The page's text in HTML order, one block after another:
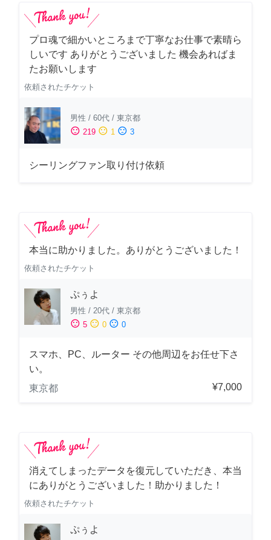
プロ魂で細かいところまで丁寧なお仕事で素晴ら
しいです ありがとうございました 機会あればま
たお願いします
依頼されたチケット
男性 / 60代 / 東京都
sentiment_satisfied 219 sentiment_neutral 1 sentiment_dissatisfied 3
シーリングファン取り付け依頼
本当に助かりました。ありがとうございました！
依頼されたチケット
ぷぅよ
男性 / 20代 / 東京都
sentiment_satisfied 5 sentiment_neutral 0 sentiment_dissatisfied 0
スマホ、PC、ルーター その他周辺をお任せ下さ
い。
東京都
¥7,000
消えてしまったデータを復元していただき、本当
にありがとうございました！助かりました！
依頼されたチケット
ぷぅよ